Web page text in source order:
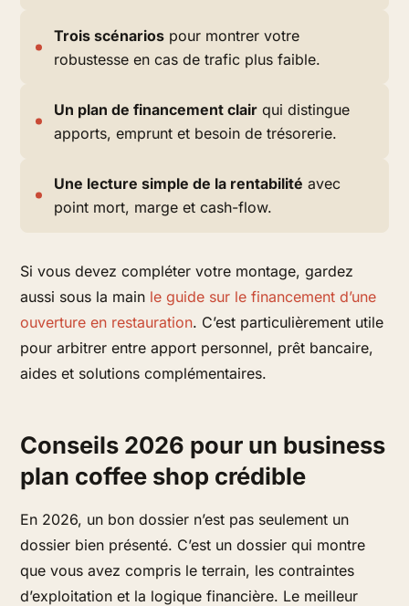
Trois scénarios pour montrer votre
robustesse en cas de trafic plus faible.
Un plan de financement clair qui distingue
apports, emprunt et besoin de trésorerie.
Une lecture simple de la rentabilité avec
point mort, marge et cash-flow.
Si vous devez compléter votre montage, gardez
aussi sous la main le guide sur le financement d’une
ouverture en restauration. C’est particulièrement utile
pour arbitrer entre apport personnel, prêt bancaire,
aides et solutions complémentaires.
Conseils 2026 pour un business
plan coffee shop crédible
En 2026, un bon dossier n’est pas seulement un
dossier bien présenté. C’est un dossier qui montre
que vous avez compris le terrain, les contraintes
d’exploitation et la logique financière. Le meilleur